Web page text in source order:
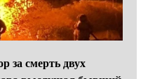
за смерть двух